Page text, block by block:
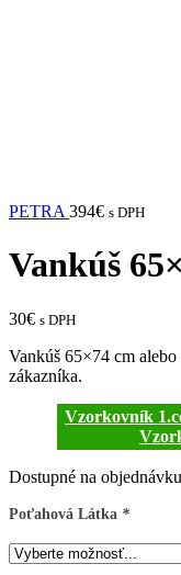
PETRA 394€ s DPH
Vankúš
30€ s DPH
Vankúš 65×74 cm
zákazníka.
Vzorkovník
Dostupné na objednávku
Poťahová Látka *